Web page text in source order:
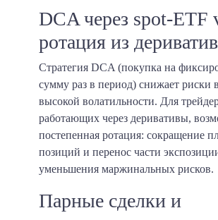
DCA через spot-ETF
ротация из
Стратегия DCA (покупка на
сумму раз в период) снижает риски
высокой волатильности. Для
работающих через деривативы,
постепенная ротация: сокращение
позиций и перенос части
уменьшения маржинальных рисков.
Парные сделки и